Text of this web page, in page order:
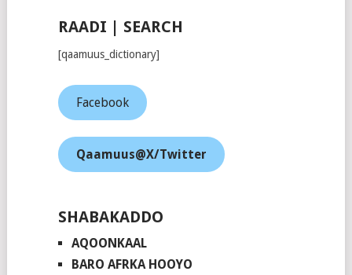
RAADI | SEARCH
[qaamuus_dictionary]
Facebook
Qaamuus@X/Twitter
SHABAKADDO
AQOONKAAL
BARO AFRKA HOOYO